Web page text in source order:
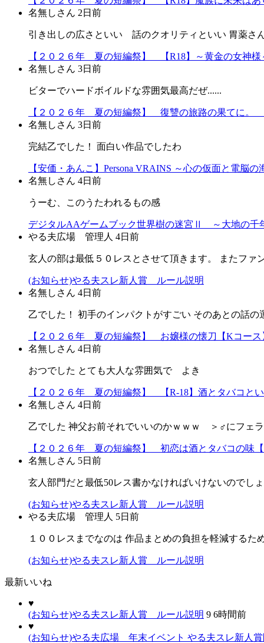
名無しさん 2日前
引き出しの広さといい 話のクオリティといい 胃薬さ
【２０２６年 夏の短編祭】 【R18】～黄金の女神
名無しさん 3日前
ビターでハードボイルドな雰囲気最高だぜ......
【２０２６年 夏の短編祭】 復讐の旅路の果てに。
名無しさん 3日前
完結乙でした！ 面白い作品でしたわ
【安価・あんこ】Persona VRAINS ～心の仮面と電脳
名無しさん 4日前
うーむ、このうたわれるもの感
デジタルAAゲームブック世界樹の迷宮Ⅱ ～大地の
やる夫広場 管理人 4日前
玄人の部は最低５０レスとさせて頂きます。 またファ
(お知らせ)やる夫スレ新人賞 ルール説明
名無しさん 4日前
乙でした！ 初手のインパクトがすごい そのあとの話
【２０２６年 夏の短編祭】 お嬢様の懐刀【Kコース
名無しさん 4日前
おつでした とても大人な雰囲気で よき
【２０２６年 夏の短編祭】 【R-18】酒とタバコと
名無しさん 4日前
乙でした 神父お前それでいいのかｗｗｗ ＞♂にフェ
【２０２６年 夏の短編祭】 初恋は酒とタバコの味
名無しさん 5日前
玄人部門だと最低50レス書かなければいけないのでし
(お知らせ)やる夫スレ新人賞 ルール説明
やる夫広場 管理人 5日前
１００レスまでなのは 作品まとめの負担を軽減するた
(お知らせ)やる夫スレ新人賞 ルール説明
最新いいね
♥
(お知らせ)やる夫スレ新人賞 ルール説明 9 6時間前
♥
(お知らせ)やる夫広場 年末イベント やる夫スレ新人